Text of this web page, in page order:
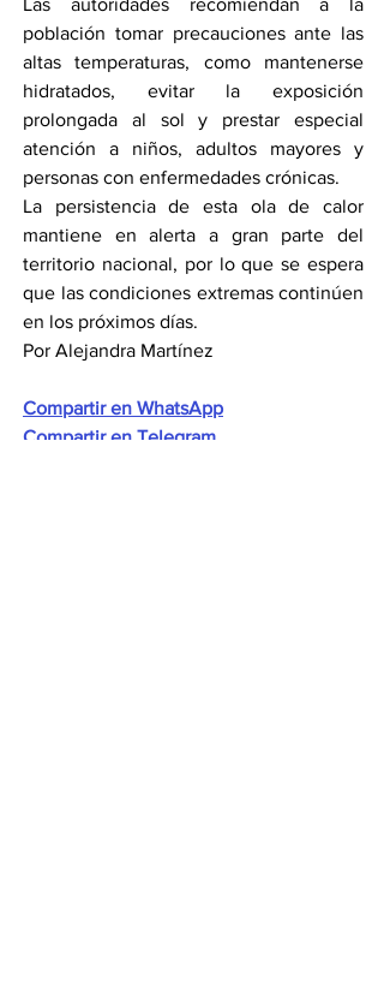
población tomar precauciones ante las
altas temperaturas, como mantenerse
hidratados, evitar la exposición
prolongada al sol y prestar especial
atención a niños, adultos mayores y
personas con enfermedades crónicas.
La persistencia de esta ola de calor
mantiene en alerta a gran parte del
territorio nacional, por lo que se espera
que las condiciones extremas continúen
en los próximos días.
Por Alejandra Martínez
Compartir en WhatsApp
Compartir en Telegram